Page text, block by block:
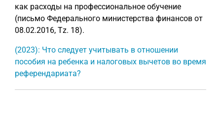
как расходы на профессиональное обучение
(письмо Федерального министерства финансов от
08.02.2016, Tz. 18).
(2023): Что следует учитывать в отношении
пособия на ребенка и налоговых вычетов во время
референдариата?